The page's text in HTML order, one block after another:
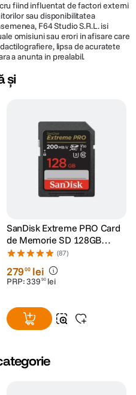
fiind influentat de factori externi
sau disponibilitatea
F64 Studio S.R.L. isi
omisiuni sau erori in afisare care
lipsa de acuratete
a anunta in prealabil.
și
SanDisk Extreme PRO Card
de Memorie SD 128GB
SDXC UHS-I Class 10 U3 V30
+ 2 Ani RescuePRO Deluxe
(87)
27900 lei
PRP:339 90 lei